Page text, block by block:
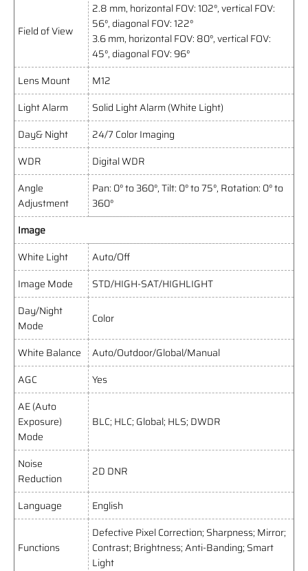
Field of View
2.8 mm, horizontal FOV: 102°, vertical FOV:
56°, diagonal FOV: 122°
3.6 mm, horizontal FOV: 80°, vertical FOV:
45°, diagonal FOV: 96°
Lens Mount
M12
Light Alarm
Solid Light Alarm (White Light)
Day& Night
24/7 Color Imaging
WDR
Digital WDR
Angle
Adjustment
Pan: 0° to 360°, Tilt: 0° to 75°, Rotation: 0° to
360°
Image
White Light
Auto/Off
Image Mode
STD/HIGH-SAT/HIGHLIGHT
Day/Night
Mode
Color
White Balance
Auto/Outdoor/Global/Manual
AGC
Yes
AE (Auto
Exposure)
Mode
BLC; HLC; Global; HLS; DWDR
Noise
Reduction
2D DNR
Language English
Functions
Defective Pixel Correction; Sharpness; Mirror;
Contrast; Brightness; Anti-Banding; Smart
Light